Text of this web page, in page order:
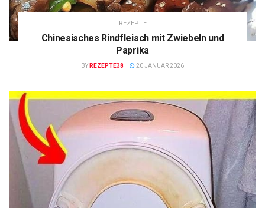
REZEPTE
Chinesisches Rindfleisch mit Zwiebeln und
Paprika
BY REZEPTE38 20 JANUAR 2026